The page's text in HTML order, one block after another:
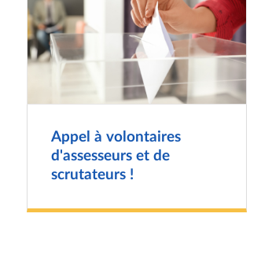
Appel à volontaires
d'assesseurs et de
scrutateurs !